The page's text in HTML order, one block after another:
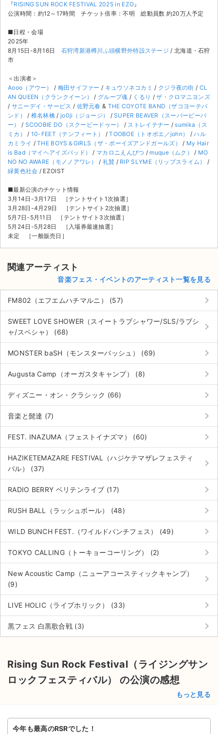
『RISING SUN ROCK FESTIVAL 2025 in EZO 』
公演時間：約12～17時間 チケット倍率：不明 総動員数 約20万人予定
■日程・会場
2025年
8月15日-8月16日 石狩湾新港樽川ふ頭横野外特設ステージ / 北海道・石狩
市
＜出演者＞
Aooo（アウー）
/ 梅田サイファー / キュウソネコカミ / クジラ夜の街 / CL
AN QUEEN（クランクイーン）
/ グループ魂 / くるり /ザ・クロマニヨンズ
/ サニーデイ・サービス / 佐野元春 & THE COYOTE BAND（ザコヨーテバ
ンド）
/ 椎名林檎 / jo0ji（ジョージ） /SUPER BEAVER（スーパービーバ
ー）
/ SCOOBIE DO（スクービードゥー） / ストレイテナー /sumika（ス
ミカ）
/ 10-FEET（テンフィート） /TOOBOE（トオボエ／john） /ハル
カミライ /THE BOYS＆GIRLS（ザ・ボーイズアンドガールズ） / My Hair
is Bad（マイヘアイズバッド）
/ マカロニえんぴつ / muque（ムク） / MO
NO NO AWARE（モノノアワレ）
/ 礼賛 / RIP SLYME（リップスライム）
/
緑黄色社会 / EZOIST
■最新公演のチケット情報
3月14日-3月17日 ［テントサイト1次抽選］
3月28日-4月29日 ［テントサイト2次抽選］
5月7日-5月11日 ［テントサイト3次抽選］
5月24日-5月28日 ［入場券最速抽選］
未定 ［一般販売日］
関連アーティスト
音楽フェス・イベントのアーティスト一覧を見る
FM802（エフエムハチマルニ） (57) keyboard_arrow_right
SWEET LOVE SHOWER（スイートラブシャワー/SLS/ラブシ
ャ/スペシャ） (68)
keyboard_arrow_right
MONSTER baSH（モンスターバッシュ） (69) keyboard_arrow_right
Augusta Camp（オーガスタキャンプ） (8) keyboard_arrow_right
ディズニー・オン・クラシック (66) keyboard_arrow_right
音楽と髭達 (7) keyboard_arrow_right
FEST. INAZUMA（フェストイナズマ） (60) keyboard_arrow_right
HAZIKETEMAZARE FESTIVAL（ハジケテマザレフェスティ
バル） (37)
keyboard_arrow_right
RADIO BERRY ベリテンライブ (17) keyboard_arrow_right
RUSH BALL（ラッシュボール） (48) keyboard_arrow_right
WILD BUNCH FEST.（ワイルドバンチフェス） (49) keyboard_arrow_right
TOKYO CALLING（トーキョーコーリング） (2) keyboard_arrow_right
New Acoustic Camp（ニューアコースティックキャンプ）
(9)
keyboard_arrow_right
LIVE HOLIC（ライブホリック） (33) keyboard_arrow_right
黒フェス 白黒歌合戦 (3) keyboard_arrow_right
Rising Sun Rock Festival（ライジングサン
ロックフェスティバル） の公演の感想
もっと見る
今年も最高のRSRでした！